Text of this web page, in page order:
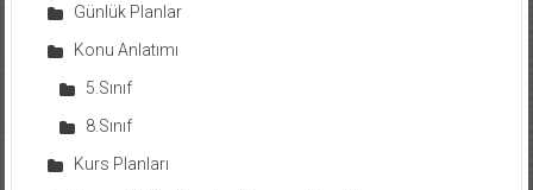
Günlük Planlar
Konu Anlatımı
5.Sınıf
8.Sınıf
Kurs Planları